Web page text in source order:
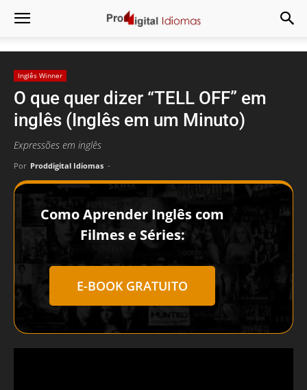
Inglês Winner
O que quer dizer “TELL OFF” em
inglês (Inglês em um Minuto)
Expressões em inglês
Por Proddigital Idiomas -
Como Aprender Inglês com
Filmes e Séries:
E-BOOK GRATUITO